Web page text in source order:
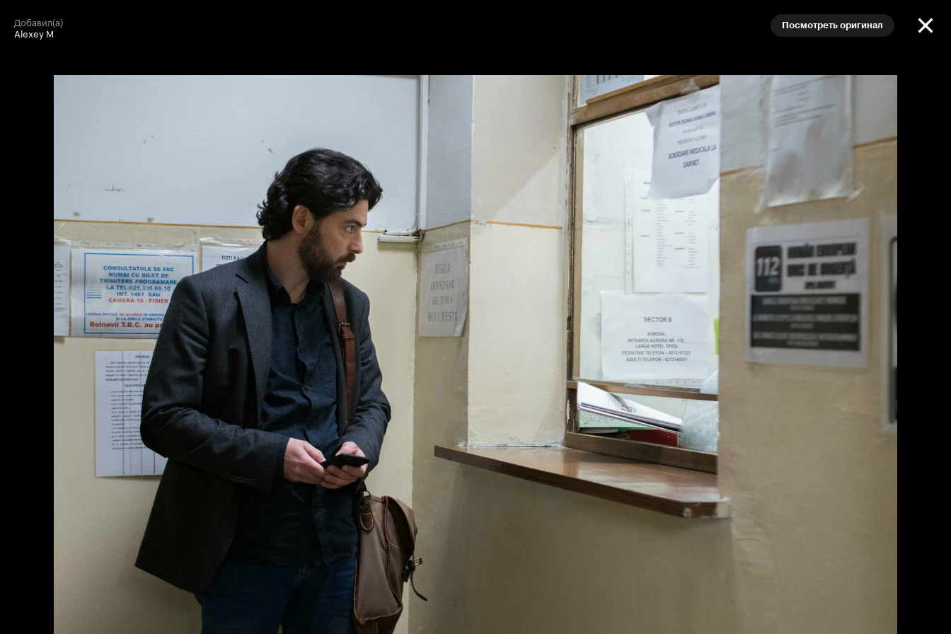
добавил(а)
Alexey M
Посмотреть оригинал